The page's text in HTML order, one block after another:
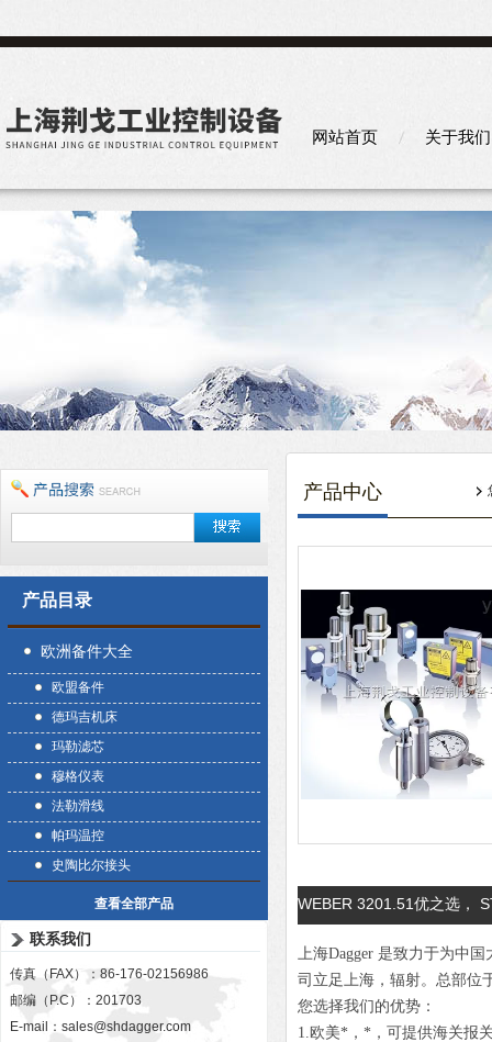
网站首页 关于我们
产品目录
欧洲备件大全
欧盟备件
德玛吉机床
玛勒滤芯
穆格仪表
法勒滑线
帕玛温控
史陶比尔接头
查看全部产品
联系我们
传真（FAX）：86-176-02156986
邮编（P.C）：201703
E-mail： sales@shdagger.com
产品中心
WEBER 3201.51优之选，
上海Dagger 是致力于为中
司立足上海，辐射。总部位
您选择我们的优势：
1.欧美*，*，可提供海关报